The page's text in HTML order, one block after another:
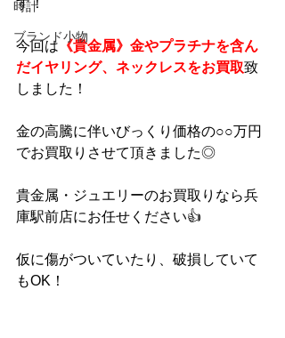
時計
ブランド小物
す！
今回は 《貴金属》金やプラチナを含ん
だイヤリング、ネックレスをお買取致
しました！
金の高騰に伴いびっくり価格の○○万円
でお買取りさせて頂きました◎
貴金属・ジュエリーのお買取りなら兵
庫駅前店にお任せください👍
仮に傷がついていたり、破損していて
もOK！